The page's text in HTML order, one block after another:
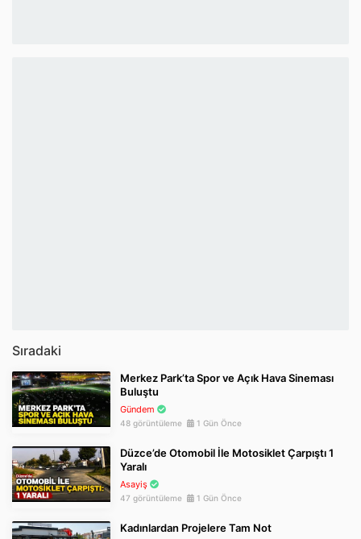
Sıradaki
Merkez Park’ta Spor ve Açık Hava Sineması
Buluştu
Gündem
48 görüntüleme 1 Gün Önce
Düzce’de Otomobil İle Motosiklet Çarpıştı 1
Yaralı
Asayiş
47 görüntüleme 1 Gün Önce
Kadınlardan Projelere Tam Not